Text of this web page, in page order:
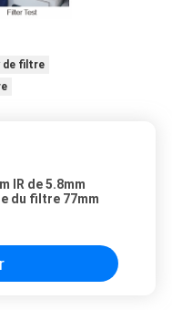
de filtre
IR de 5.8mm
du filtre 77mm